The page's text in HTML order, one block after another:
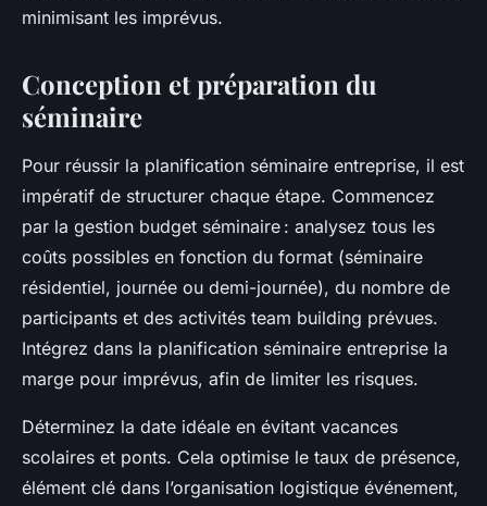
minimisant les imprévus.
Conception et préparation du
séminaire
Pour réussir la planification séminaire entreprise, il est
impératif de structurer chaque étape. Commencez
par la gestion budget séminaire : analysez tous les
coûts possibles en fonction du format (séminaire
résidentiel, journée ou demi-journée), du nombre de
participants et des activités team building prévues.
Intégrez dans la planification séminaire entreprise la
marge pour imprévus, afin de limiter les risques.
Déterminez la date idéale en évitant vacances
scolaires et ponts. Cela optimise le taux de présence,
élément clé dans l’organisation logistique événement,